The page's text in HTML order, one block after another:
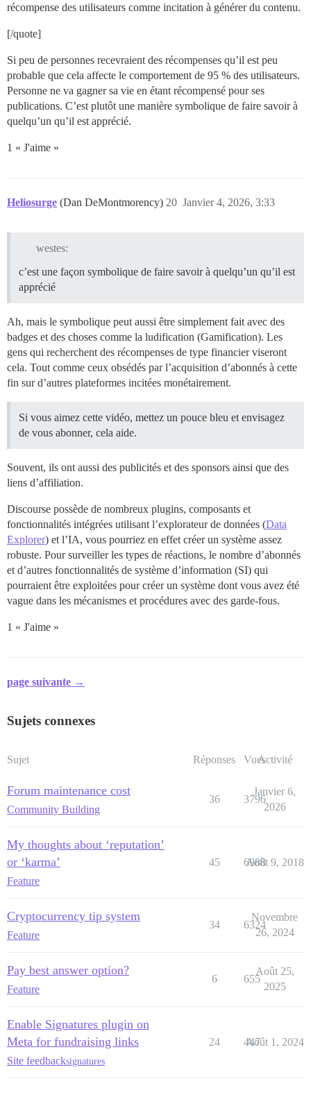
récompense des utilisateurs comme incitation à générer du contenu.
[/quote]
Si peu de personnes recevraient des récompenses qu’il est peu
probable que cela affecte le comportement de 95 % des utilisateurs.
Personne ne va gagner sa vie en étant récompensé pour ses
publications. C’est plutôt une manière symbolique de faire savoir à
quelqu’un qu’il est apprécié.
1 « J'aime »
Heliosurge (Dan DeMontmorency) Janvier 4, 2026, 3:33
20
westes:
c’est une façon symbolique de faire savoir à quelqu’un qu’il est
apprécié
Ah, mais le symbolique peut aussi être simplement fait avec des
badges et des choses comme la ludification (Gamification). Les
gens qui recherchent des récompenses de type financier viseront
cela. Tout comme ceux obsédés par l’acquisition d’abonnés à cette
fin sur d’autres plateformes incitées monétairement.
Si vous aimez cette vidéo, mettez un pouce bleu et envisagez
de vous abonner, cela aide.
Souvent, ils ont aussi des publicités et des sponsors ainsi que des
liens d’affiliation.
Discourse possède de nombreux plugins, composants et
fonctionnalités intégrées utilisant l’explorateur de données (Data
Explorer) et l’IA, vous pourriez en effet créer un système assez
robuste. Pour surveiller les types de réactions, le nombre d’abonnés
et d’autres fonctionnalités de système d’information (SI) qui
pourraient être exploitées pour créer un système dont vous avez été
vague dans les mécanismes et procédures avec des garde-fous.
1 « J'aime »
page suivante →
Sujets connexes
Sujet Réponses VuesActivité
Forum maintenance cost
Community Building
36 3796
Janvier 6,
2026
My thoughts about ‘reputation’
or ‘karma’
Feature
45 6988
Août 9, 2018
Cryptocurrency tip system
Feature
34 6324
Novembre
26, 2024
Pay best answer option?
Feature
6 655
Août 25,
2025
Enable Signatures plugin on
Meta for fundraising links
Site feedbacksignatures
24 447
Août 1, 2024